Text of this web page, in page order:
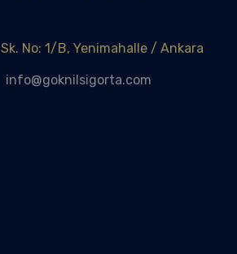
No: 1/B, Yenimahalle / Ankara
info@goknilsigorta.com